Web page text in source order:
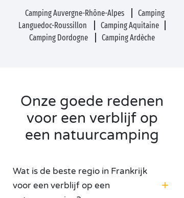
Camping Auvergne-Rhône-Alpes
Camping
Languedoc-Roussillon
Camping Aquitaine
Camping Dordogne
Camping Ardèche
Onze goede redenen
voor een verblijf op
een natuurcamping
Wat is de beste regio in Frankrijk
voor een verblijf op een